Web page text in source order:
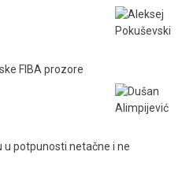
FIBA prozore
u potpunosti netačne i ne